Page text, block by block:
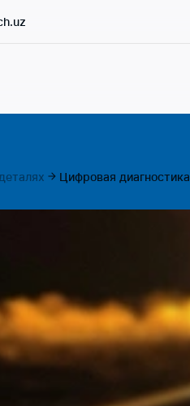
Цифровая диагностика